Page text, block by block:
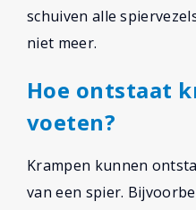
schuiven alle
niet meer.
Hoe ontstaat
voeten?
Krampen kunnen
van een spier.